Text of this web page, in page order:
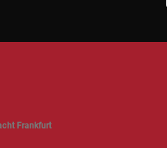
Frankfurt